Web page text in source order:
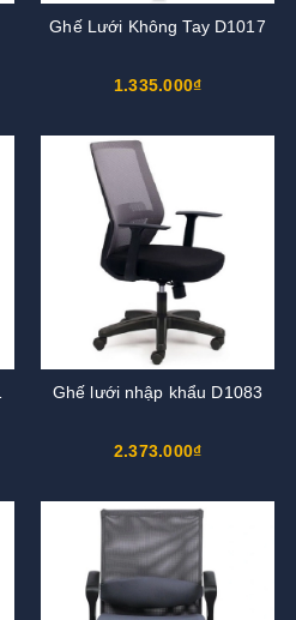
Ghế Lưới Không Tay D1017
1.335.000₫
Ghế lưới nhập khẩu D1083
2.373.000₫